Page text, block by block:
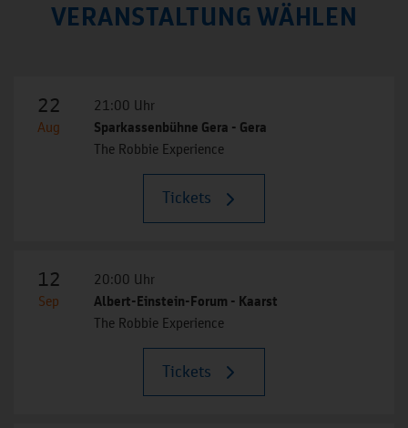
VERANSTALTUNG WÄHLEN
22
Aug
21:00 Uhr
Sparkassenbühne Gera - Gera
The Robbie Experience
Tickets
12
Sep
20:00 Uhr
Albert-Einstein-Forum - Kaarst
The Robbie Experience
Tickets